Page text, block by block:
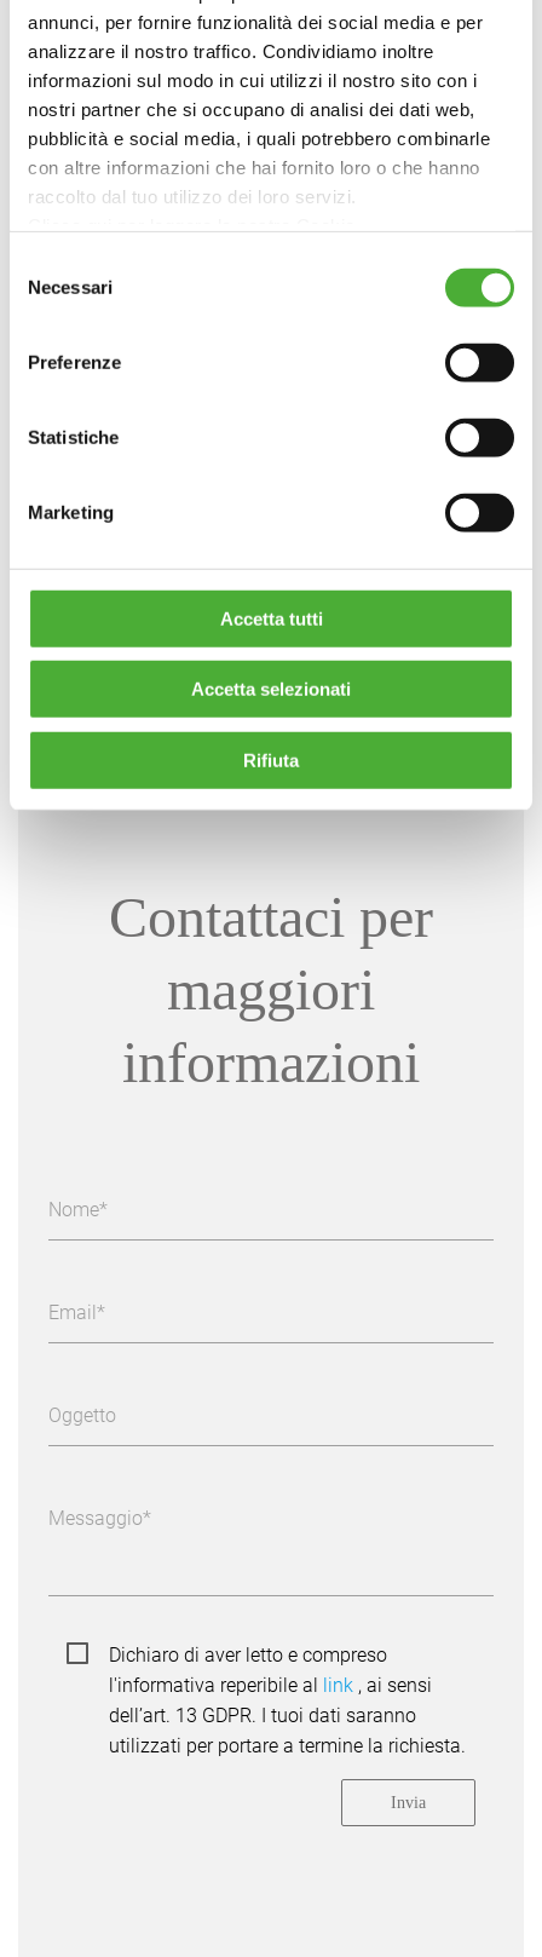
annunci, per fornire funzionalità dei social media e per
analizzare il nostro traffico. Condividiamo inoltre
informazioni sul modo in cui utilizzi il nostro sito con i
nostri partner che si occupano di analisi dei dati web,
pubblicità e social media, i quali potrebbero combinarle
con altre informazioni che hai fornito loro o che hanno
raccolto dal tuo utilizzo dei loro servizi.
Chiudendo il banner continui la navigazione con i soli
cookie strettamente necessari al funzionamento delsito
web
delNecessari
Preferenze
Statistiche
Marketing
Accetta tutti
Accetta selezionati
Rifiuta
STUDI PER LA DEFINIZIONE DI
PRODUCT CATEGORY RULES (PCR)
sulla base dellenecessità
specifiche del settore di riferimento
minori impatti
SUPPORTO NEL PROCESSO DI
CONFORMITÀ AI CAM
partecipazione a gare di appalto
Contattaci per
maggiori
informazioni
Nome
Email
Oggetto
Messaggio
Dichiaro di aver letto e compreso
l'informativa reperibile al link , ai sensi
dell’art. 13 GDPR. I tuoi dati saranno
utilizzati per portare a termine la richiesta.